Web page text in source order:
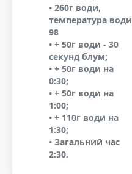
• 260г води,
температура води
98
• + 50г води - 30
секунд блум;
• + 50г води на
0:30;
• + 50г води на
1:00;
• + 110г води на
1:30;
• Загальний час
2:30.